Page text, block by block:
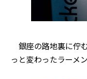
銀座の路地裏に佇
っと変わったラーメ